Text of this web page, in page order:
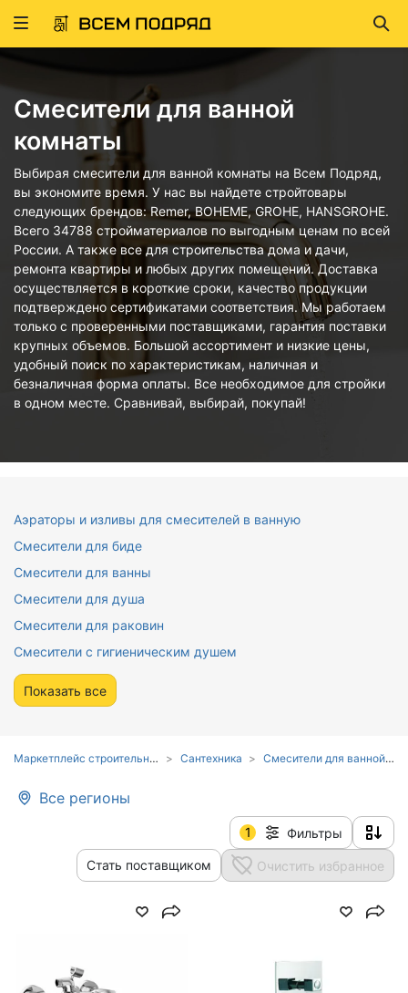
Развернуть
Смесители для ванной
комнаты
Выбирая смесители для ванной комнаты на Всем Подряд,
вы экономите время. У нас вы найдете стройтовары
следующих брендов: Remer, BOHEME, GROHE, HANSGROHE.
Всего 34788 стройматериалов по выгодным ценам по всей
России. А также все для строительства дома и дачи,
ремонта квартиры и любых других помещений. Доставка
осуществляется в короткие сроки, качество продукции
подтверждено сертификатами соответствия. Мы работаем
только с проверенными поставщиками, гарантия поставки
крупных объемов. Большой ассортимент и низкие цены,
удобный поиск по характеристикам, наличная и
безналичная форма оплаты. Все необходимое для стройки
в одном месте. Сравнивай, выбирай, покупай!
Аэраторы и изливы для смесителей в ванную
Смесители для биде
Смесители для ванны
Смесители для душа
Смесители для раковин
Смесители с гигиеническим душем
Показать все
Маркетплейс строительных материалов и товаров Сантехника Смесители для ванной комнаты
Все регионы
1 Фильтры
Стать поставщиком Очистить избранное